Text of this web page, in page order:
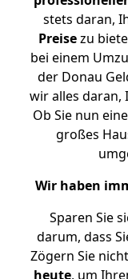
stets daran,
Preisezu
bei einem
der Donau
wir alles daran,
Ob Sie nun
großes
Wir haben
Sparen Sie
darum, dass
Zögern Sie
heute, um